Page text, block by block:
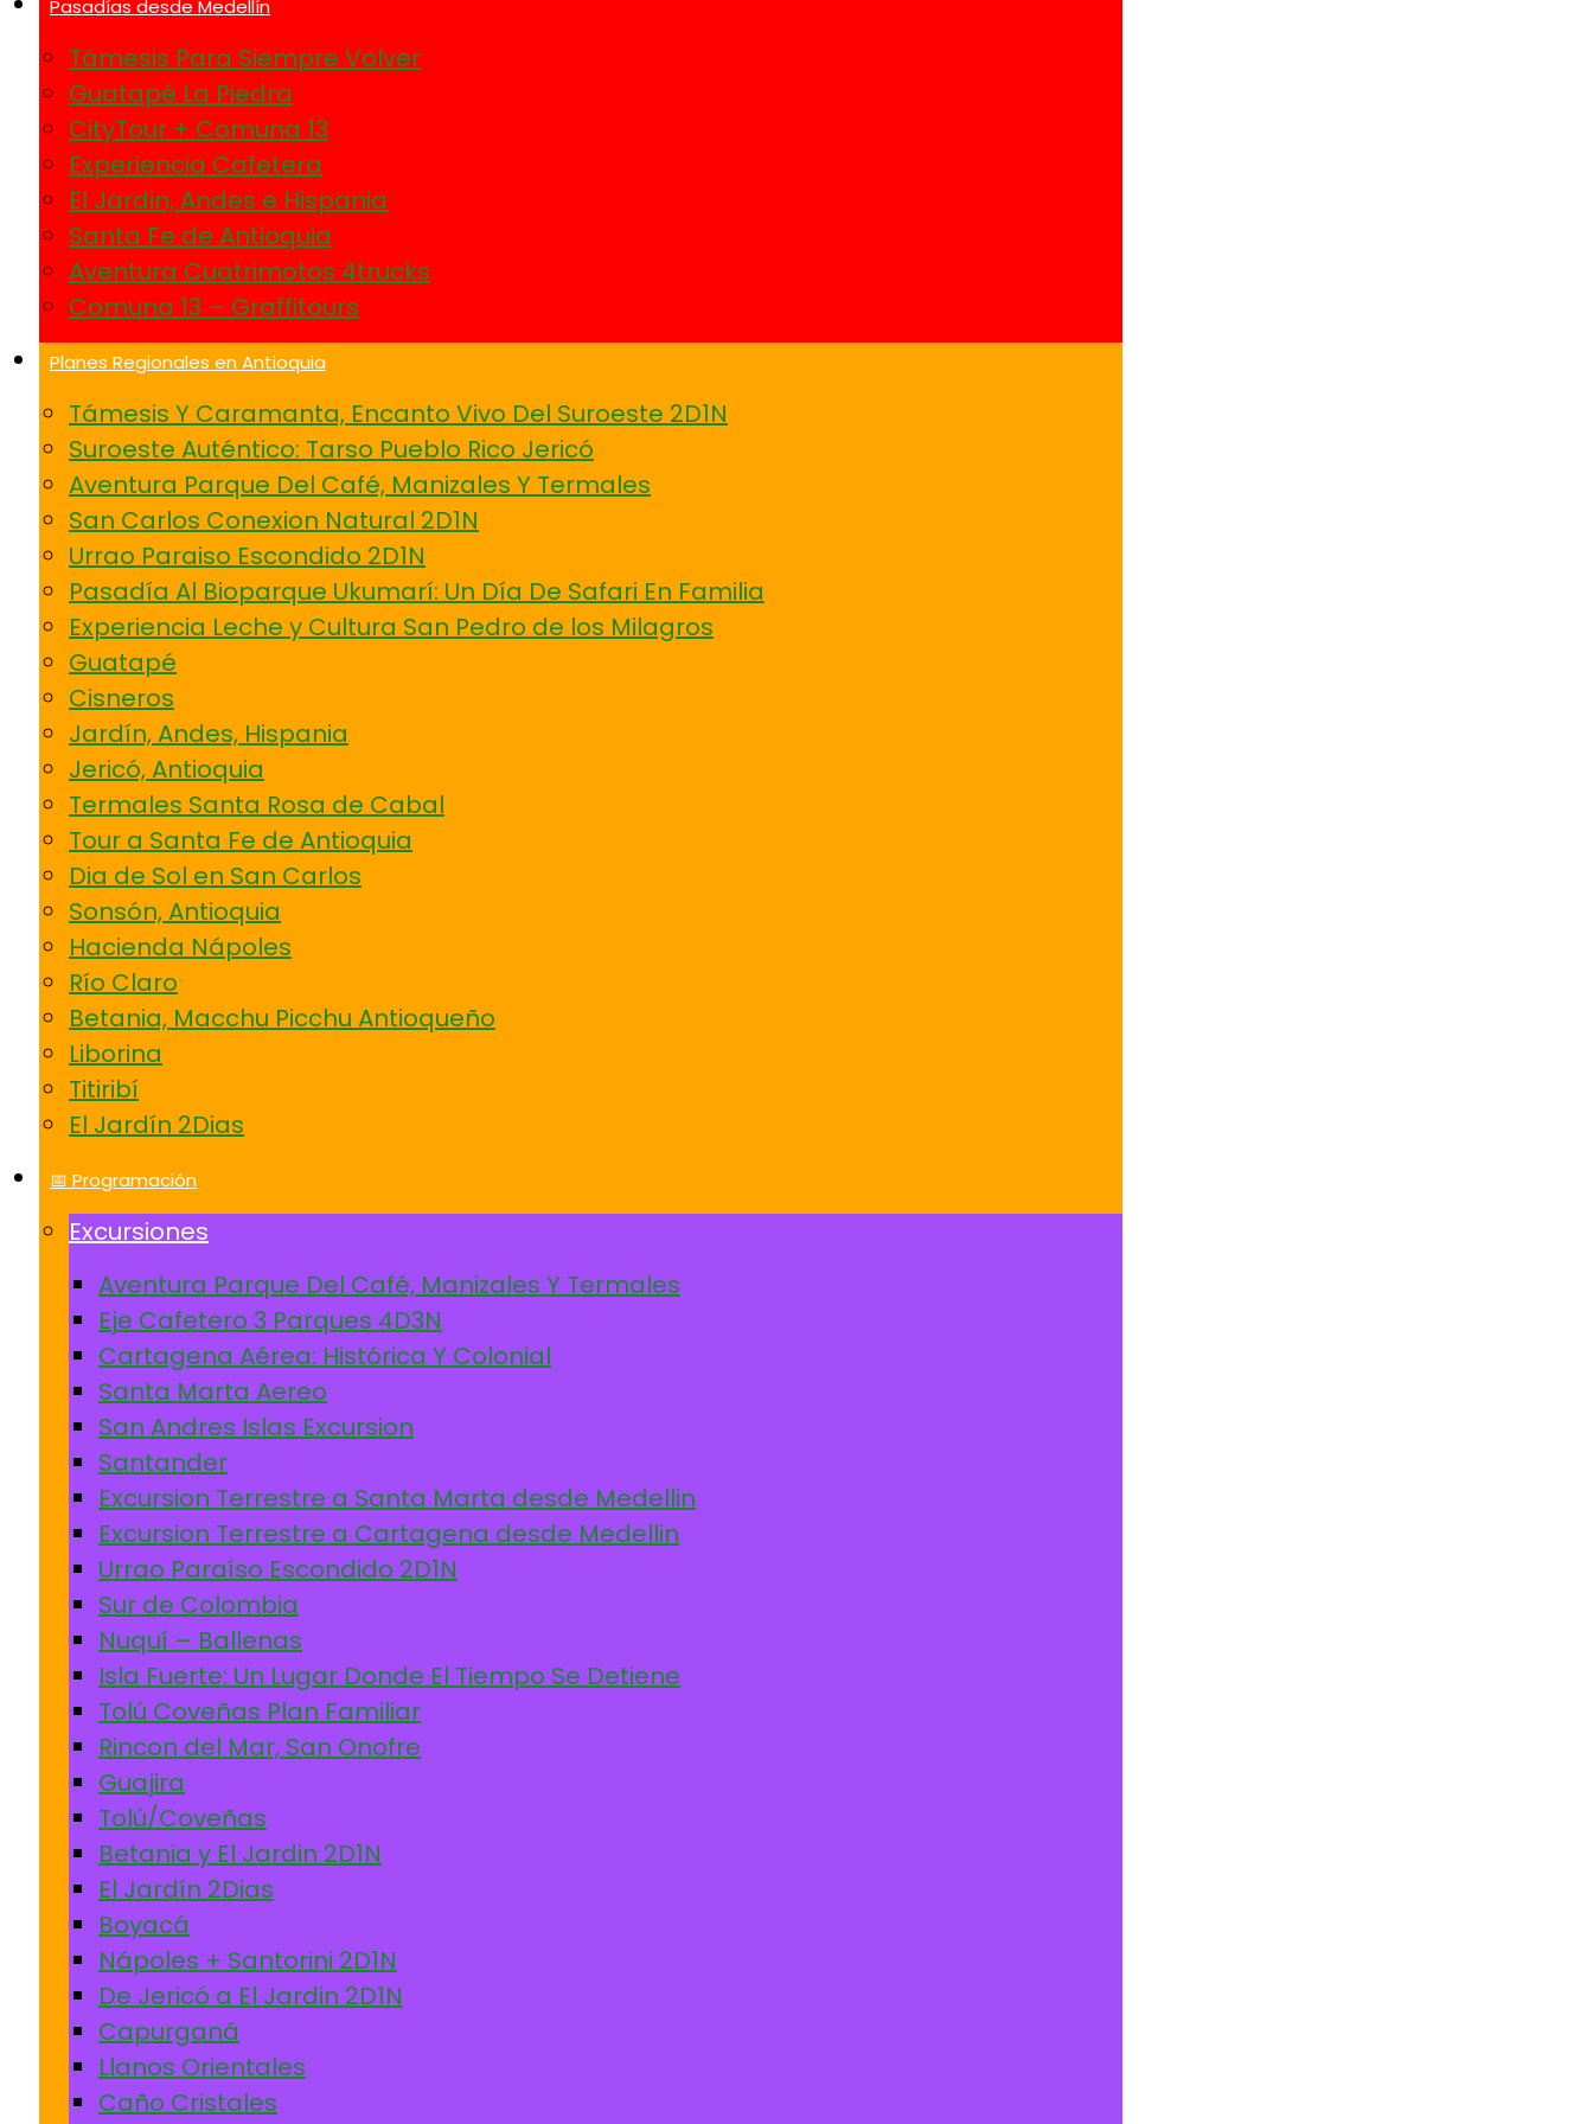
Pasadías desde Medellín
Támesis Para Siempre Volver
Guatapé La Piedra
CityTour + Comuna 13
Experiencia Cafetera
El Jardin, Andes e Hispania
Santa Fe de Antioquia
Aventura Cuatrimotos 4trucks
Comuna 13 – Graffitours
Planes Regionales en Antioquia
Támesis Y Caramanta, Encanto Vivo Del Suroeste 2D1N
Suroeste Auténtico: Tarso Pueblo Rico Jericó
Aventura Parque Del Café, Manizales Y Termales
San Carlos Conexion Natural 2D1N
Urrao Paraiso Escondido 2D1N
Pasadía Al Bioparque Ukumarí: Un Día De Safari En Familia
Experiencia Leche y Cultura San Pedro de los Milagros
Guatapé
Cisneros
Jardín, Andes, Hispania
Jericó, Antioquia
Termales Santa Rosa de Cabal
Tour a Santa Fe de Antioquia
Dia de Sol en San Carlos
Sonsón, Antioquia
Hacienda Nápoles
Río Claro
Betania, Macchu Picchu Antioqueño
Liborina
Titiribí
El Jardín 2Dias
📅 Programación
Excursiones
Aventura Parque Del Café, Manizales Y Termales
Eje Cafetero 3 Parques 4D3N
Cartagena Aérea: Histórica Y Colonial
Santa Marta Aereo
San Andres Islas Excursion
Santander
Excursion Terrestre a Santa Marta desde Medellin
Excursion Terrestre a Cartagena desde Medellin
Urrao Paraíso Escondido 2D1N
Sur de Colombia
Nuquí – Ballenas
Isla Fuerte: Un Lugar Donde El Tiempo Se Detiene
Tolú Coveñas Plan Familiar
Rincon del Mar, San Onofre
Guajira
Tolú/Coveñas
Betania y El Jardin 2D1N
El Jardín 2Dias
Boyacá
Nápoles + Santorini 2D1N
De Jericó a El Jardin 2D1N
Capurganá
Llanos Orientales
Caño Cristales